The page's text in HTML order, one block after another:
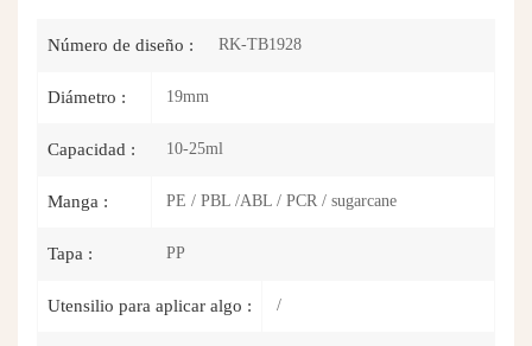
Número de diseño : RK-TB1928
Diámetro : 19mm
Capacidad : 10-25ml
Manga : PE / PBL /ABL / PCR / sugarcane
Tapa : PP
Utensilio para aplicar algo : /